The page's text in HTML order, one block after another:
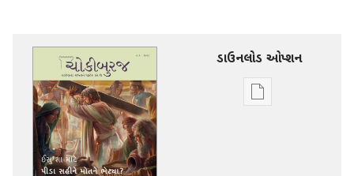
ડાઉનલોડ ઓપ્શન
ડિજિટલ